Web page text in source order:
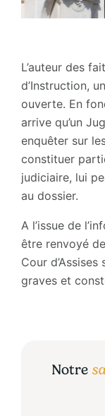
L’auteur des
d’Instruction,
ouverte. En
arrive qu’un
enquêter sur
constituer
judiciaire, lui
au dossier.
A l’issue de
être renvoyé
Cour
graves et
Notre